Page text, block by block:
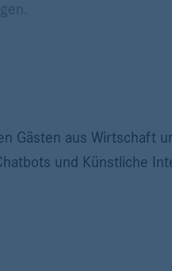
Gästen aus Wirtschaft
und Künstliche